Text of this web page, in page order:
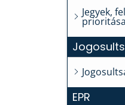
Jegyek,
prioritása
EPR